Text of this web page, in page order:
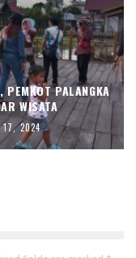
PEMKOT PALANGKA
WISATA
2024